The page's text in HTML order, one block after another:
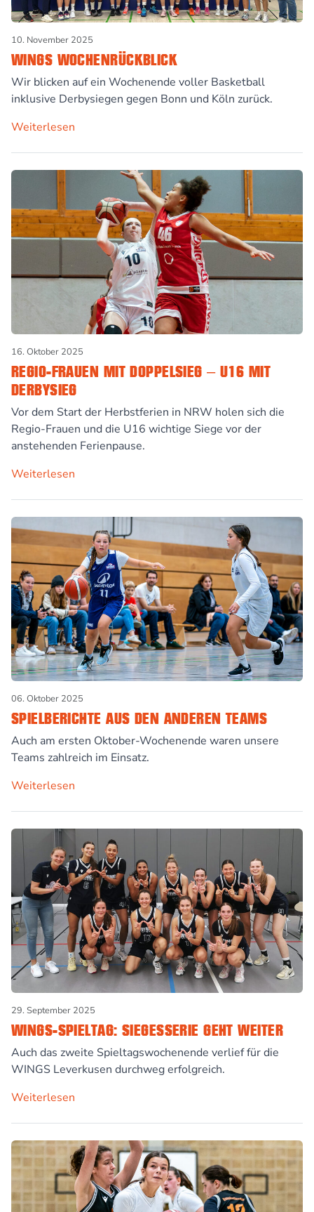
10. November 2025
WINGS WOCHENRÜCKBLICK
Wir blicken auf ein Wochenende voller Basketball
inklusive Derbysiegen gegen Bonn und Köln zurück.
Weiterlesen
16. Oktober 2025
REGIO-FRAUEN MIT DOPPELSIEG – U16 MIT
DERBYSIEG
Vor dem Start der Herbstferien in NRW holen sich die
Regio-Frauen und die U16 wichtige Siege vor der
anstehenden Ferienpause.
Weiterlesen
06. Oktober 2025
SPIELBERICHTE AUS DEN ANDEREN TEAMS
Auch am ersten Oktober-Wochenende waren unsere
Teams zahlreich im Einsatz.
Weiterlesen
29. September 2025
WINGS-SPIELTAG: SIEGESSERIE GEHT WEITER
Auch das zweite Spieltagswochenende verlief für die
WINGS Leverkusen durchweg erfolgreich.
Weiterlesen